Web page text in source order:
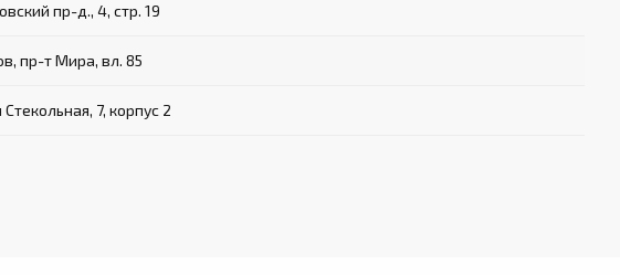
пр-д., 4, стр. 19
пр-т Мира, вл. 85
Стекольная, 7, корпус 2